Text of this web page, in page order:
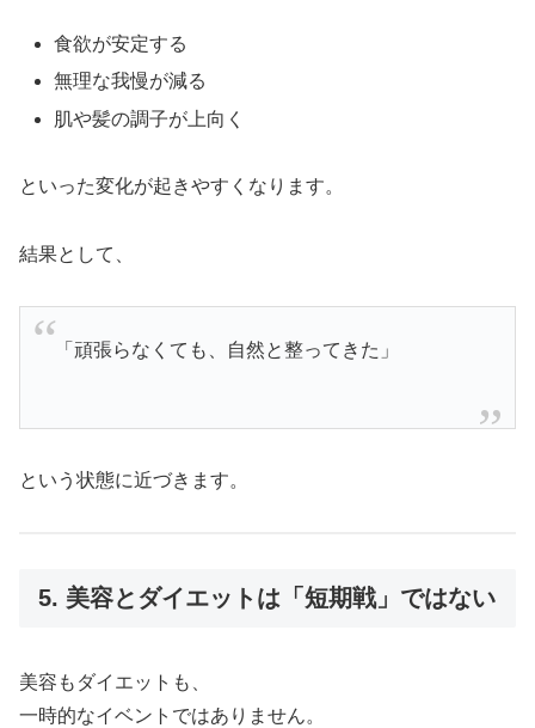
食欲が安定する
無理な我慢が減る
肌や髪の調子が上向く
といった変化が起きやすくなります。
結果として、
「頑張らなくても、自然と整ってきた」
という状態に近づきます。
5. 美容とダイエットは「短期戦」ではない
美容もダイエットも、
一時的なイベントではありません。